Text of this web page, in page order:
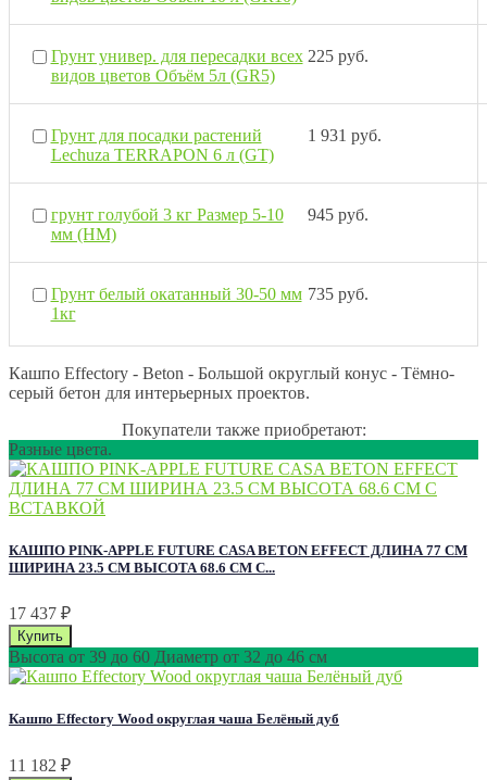
Грунт универ. для пересадки всех
видов цветов Объём 5л (GR5)
225 руб.
Грунт для посадки растений
Lechuza TERRAPON 6 л (GT)
1 931 руб.
грунт голубой 3 кг Размер 5-10
мм (НМ)
945 руб.
Грунт белый окатанный 30-50 мм
1кг
735 руб.
Кашпо Effectory - Beton - Большой округлый конус - Тёмно-
серый бетон для интерьерных проектов.
Покупатели также приобретают:
Разные цвета.
КАШПО PINK-APPLE FUTURE CASA BETON EFFECT ДЛИНА 77 СМ
ШИРИНА 23.5 СМ ВЫСОТА 68.6 СМ С...
17 437 ₽
Высота от 39 до 60 Диаметр от 32 до 46 см
Кашпо Effectory Wood округлая чаша Белёный дуб
11 182 ₽